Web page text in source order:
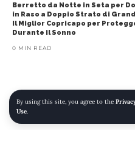
By using this site, you agree to the
Use.
Berretto da Notte in Seta per
in Raso a Doppio Strato di
Il Miglior Copricapo per
Durante il Sonno
0 MIN READ